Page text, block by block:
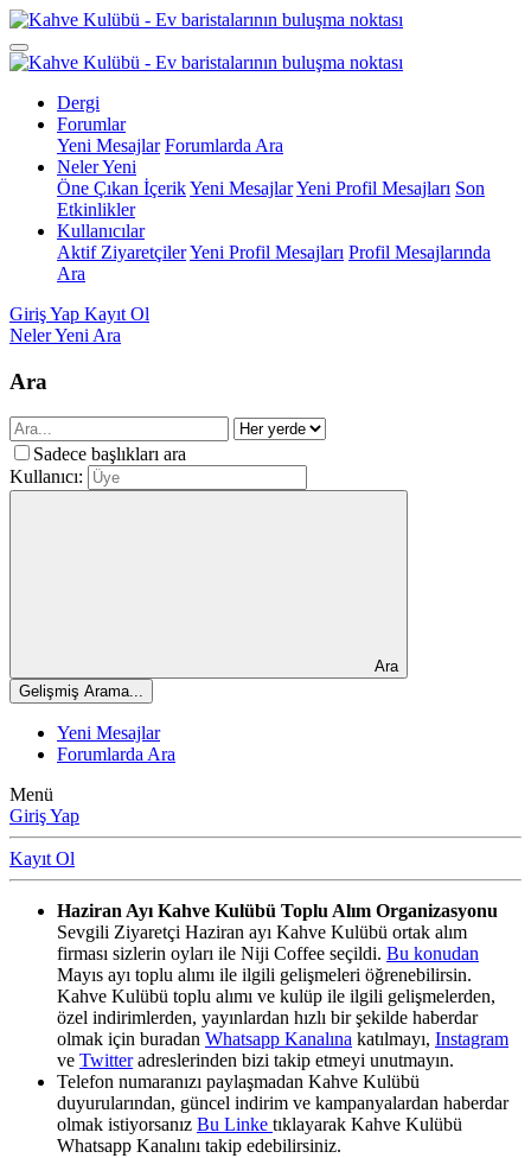
Dergi
Forumlar
Yeni Mesajlar Forumlarda Ara
Neler Yeni
Öne Çıkan İçerikYeni MesajlarYeni Profil Mesajları Son
Etkinlikler
Kullanıcılar
Aktif ZiyaretçilerYeni Profil Mesajları Profil Mesajlarında
Ara
Giriş Yap Kayıt Ol
Neler Yeni Ara
Ara
Sadece başlıkları ara
Kullanıcı:
Ara
Gelişmiş Arama...
Yeni Mesajlar
Forumlarda Ara
Menü
Giriş Yap
Kayıt Ol
Haziran Ayı Kahve Kulübü Toplu Alım Organizasyonu
Sevgili Ziyaretçi Haziran ayı Kahve Kulübü ortak alım
firması sizlerin oyları ile Niji Coffee seçildi. Bu konudan
Mayıs ayı toplu alımı ile ilgili gelişmeleri öğrenebilirsin.
Kahve Kulübü toplu alımı ve kulüp ile ilgili gelişmelerden,
özel indirimlerden, yayınlardan hızlı bir şekilde haberdar
olmak için buradan Whatsapp Kanalına katılmayı, Instagram
ve Twitteradreslerinden bizi takip etmeyi unutmayın.
Telefon numaranızı paylaşmadan Kahve Kulübü
duyurularından, güncel indirim ve kampanyalardan haberdar
olmak istiyorsanız Bu Linke tıklayarak Kahve Kulübü
Whatsapp Kanalını takip edebilirsiniz.